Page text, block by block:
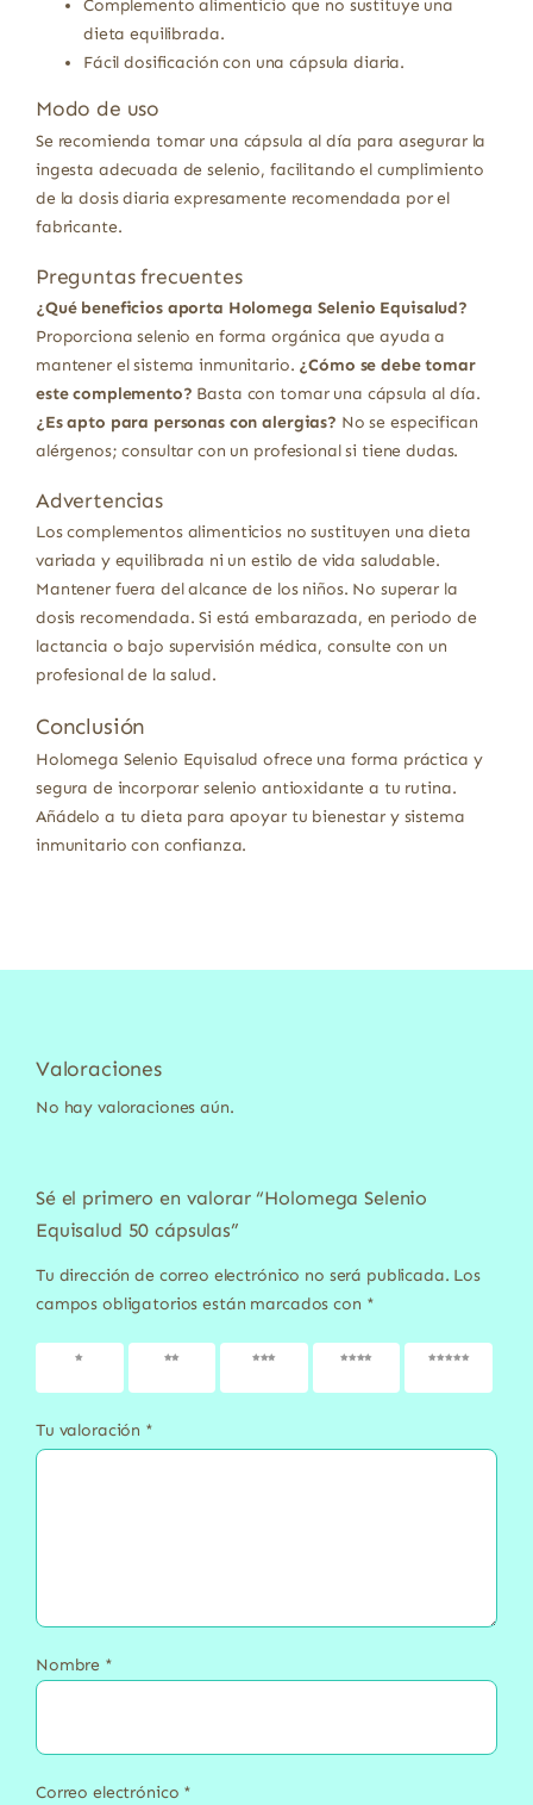
Complemento alimenticio que no sustituye una
dieta equilibrada.
Fácil dosificación con una cápsula diaria.
Modo de uso
Se recomienda tomar una cápsula al día para asegurar la
ingesta adecuada de selenio, facilitando el cumplimiento
de la dosis diaria expresamente recomendada por el
fabricante.
Preguntas frecuentes
¿Qué beneficios aporta Holomega Selenio Equisalud?
Proporciona selenio en forma orgánica que ayuda a
mantener el sistema inmunitario. ¿Cómo se debe tomar
este complemento? Basta con tomar una cápsula al día.
¿Es apto para personas con alergias? No se especifican
alérgenos; consultar con un profesional si tiene dudas.
Advertencias
Los complementos alimenticios no sustituyen una dieta
variada y equilibrada ni un estilo de vida saludable.
Mantener fuera del alcance de los niños. No superar la
dosis recomendada. Si está embarazada, en periodo de
lactancia o bajo supervisión médica, consulte con un
profesional de la salud.
Conclusión
Holomega Selenio Equisalud ofrece una forma práctica y
segura de incorporar selenio antioxidante a tu rutina.
Añádelo a tu dieta para apoyar tu bienestar y sistema
inmunitario con confianza.
Valoraciones
No hay valoraciones aún.
Sé el primero en valorar “Holomega Selenio
Equisalud 50 cápsulas”
Tu dirección de correo electrónico no será publicada. Los
campos obligatorios están marcados con *
1 de 5
2 de 5
3 de 5
4 de 5
5 de 5
Tu valoración *
Nombre *
Correo electrónico *